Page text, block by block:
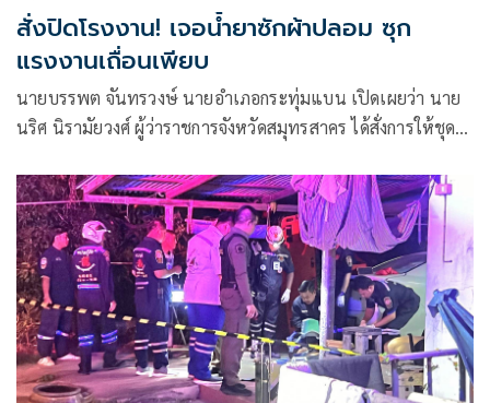
สั่งปิดโรงงาน! เจอน้ำยาซักผ้าปลอม ซุก
แรงงานเถื่อนเพียบ
นายบรรพต จันทรวงษ์ นายอำเภอกระทุ่มแบน เปิดเผยว่า นาย
นริศ นิรามัยวงศ์ ผู้ว่าราชการจังหวัดสมุทรสาคร ได้สั่งการให้ชุด